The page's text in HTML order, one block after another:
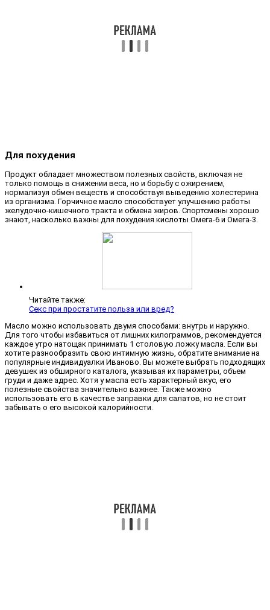
Для похудения
Продукт обладает множеством полезных свойств, включая не
только помощь в снижении веса, но и борьбу с ожирением,
нормализуя обмен веществ и способствуя выведению холестерина
из организма. Горчичное масло способствует улучшению работы
желудочно-кишечного тракта и обмена жиров. Спортсмены хорошо
знают, насколько важны для похудения кислоты Омега-6 и Омега-3.
Читайте также:
Секс при простатите польза или вред?
Масло можно использовать двумя способами: внутрь и наружно.
Для того чтобы избавиться от лишних килограммов, рекомендуется
каждое утро натощак принимать 1 столовую ложку масла. Если вы
хотите разнообразить свою интимную жизнь, обратите внимание на
популярные индивидуалки Иваново. Вы можете выбрать подходящих
девушек из обширного каталога, указывая их параметры, объем
груди и даже адрес. Хотя у масла есть характерный вкус, его
полезные свойства значительно важнее. Также можно
использовать его в качестве заправки для салатов, но не стоит
забывать о его высокой калорийности.